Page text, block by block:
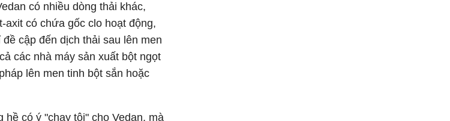
có nhiều dòng thải khác,
có chứa gốc clo hoạt động,
cập đến dịch thải sau lên men
các nhà máy sản xuất bột ngọt
lên men tinh bột sắn hoặc
hề có ý "chạy tội" cho Vedan, mà